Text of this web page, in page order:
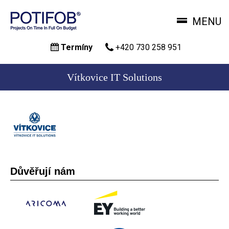
hlavnímu
MENU
Termíny +420 730 258 951
Vítkovice IT Solutions
Důvěřují nám